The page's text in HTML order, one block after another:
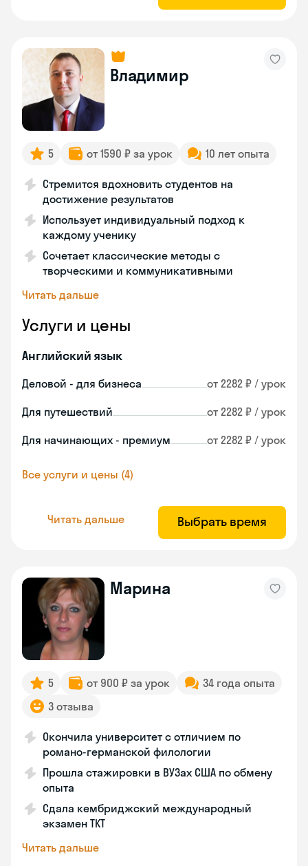
Владимир
5 от 1590 ₽ за урок 10 лет опыта
Стремится вдохновить студентов на
достижение результатов
Использует индивидуальный подход к
каждому ученику
Сочетает классические методы с
творческими и коммуникативными
Читать дальше
Услуги и цены
Английский язык
Деловой - для бизнеса от 2282 ₽ / урок
Для путешествий от 2282 ₽ / урок
Для начинающих - премиум от 2282 ₽ / урок
Все услуги и цены (4)
Читать дальше Выбрать время
Марина
5 от 900 ₽ за урок
34 года опыта
3 отзыва
Окончила университет с отличием по
романо-германской филологии
Прошла стажировки в ВУЗах США по обмену
опыта
Сдала кембриджский международный
экзамен TKT
Читать дальше